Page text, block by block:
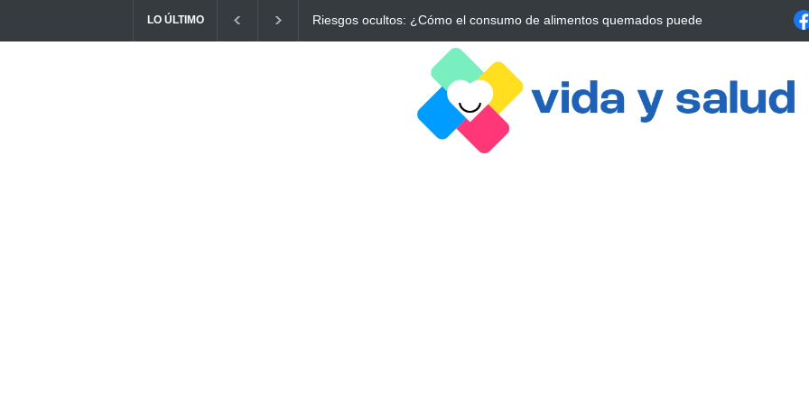
LO ÚLTIMO
el consumo de alimentos quemados puede Ayuno Digital: La Estrategia Esencial para Mejorar tu Bienestar La conexión vital